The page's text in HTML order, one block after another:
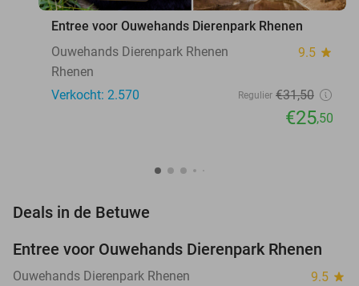
Entree voor Ouwehands Dierenpark Rhenen
Ouwehands Dierenpark Rhenen
9.5 star
Rhenen
Verkocht: 2.570
Regulier €31,50
€25,50
Deals in de Betuwe
19%
Entree voor Ouwehands Dierenpark Rhenen
Ouwehands Dierenpark Rhenen 9.5 star